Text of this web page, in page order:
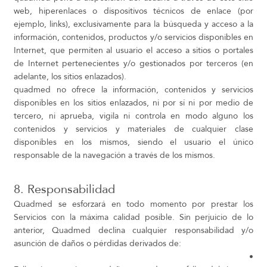
web, hiperenlaces o dispositivos técnicos de enlace (por
ejemplo, links), exclusivamente para la búsqueda y acceso a la
información, contenidos, productos y/o servicios disponibles en
Internet, que permiten al usuario el acceso a sitios o portales
de Internet pertenecientes y/o gestionados por terceros (en
adelante, los sitios enlazados).
quadmed no ofrece la información, contenidos y servicios
disponibles en los sitios enlazados, ni por sí ni por medio de
tercero, ni aprueba, vigila ni controla en modo alguno los
contenidos y servicios y materiales de cualquier clase
disponibles en los mismos, siendo el usuario el único
responsable de la navegación a través de los mismos.
8. Responsabilidad
Quadmed se esforzará en todo momento por prestar los
Servicios con la máxima calidad posible. Sin perjuicio de lo
anterior, Quadmed declina cualquier responsabilidad y/o
asunción de daños o pérdidas derivados de:
•